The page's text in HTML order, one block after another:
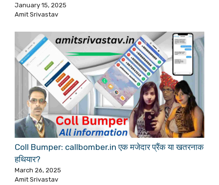
January 15, 2025
Amit Srivastav
Coll Bumper: callbomber.in एक मजेदार प्रैंक या खतरनाक
हथियार?
March 26, 2025
Amit Srivastav